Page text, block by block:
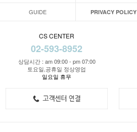
GUIDE PRIVACY POLICY
CS CENTER
02-593-8952
상담시간 : am 09:00 - pm 07:00
토요일,공휴일 정상영업
일요일 휴무